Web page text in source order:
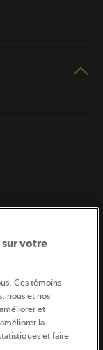
Coopératif.
agricole
sur votre
Ces témoins
nous et nos
et
la
et faire